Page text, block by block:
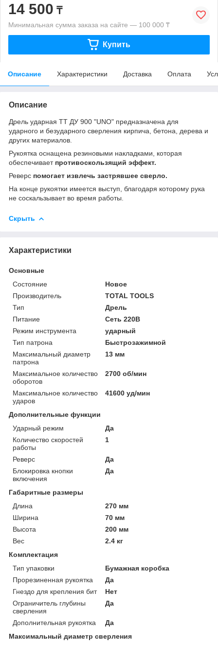
14 500 ₸
Минимальная сумма заказа на сайте — 100 000 ₸
Купить
Описание Характеристики Доставка Оплата
Описание
Дрель ударная TT ДУ 900 "UNO" предназначена для
ударного и безударного сверления кирпича, бетона, дерева и
других материалов.
Рукоятка оснащена резиновыми накладками, которая
обеспечиваетпротивоскользящий эффект.
Реверс помогает извлечь застрявшее сверло.
На конце рукоятки имеется выступ, благодаря которому рука
не соскальзывает во время работы.
Скрыть
Характеристики
Основные
Состояние
Новое
Производитель
TOTAL TOOLS
Тип
Дрель
Питание
Сеть 220В
Режим инструмента
ударный
Тип патрона
Быстрозажимной
Максимальный диаметр
патрона
13 мм
Максимальное количество
оборотов
2700 об/мин
Максимальное количество
ударов
41600 уд/мин
Дополнительные функции
Ударный режим
Да
Количество скоростей
работы
1
Реверс
Да
Блокировка кнопки
включения
Да
Габаритные размеры
Длина
270 мм
Ширина
70 мм
Высота
200 мм
Вес
2.4 кг
Комплектация
Тип упаковки
Бумажная коробка
Прорезиненная рукоятка
Да
Гнездо для крепления бит
Нет
Ограничитель глубины
сверления
Да
Дополнительная рукоятка
Да
Максимальный диаметр сверления